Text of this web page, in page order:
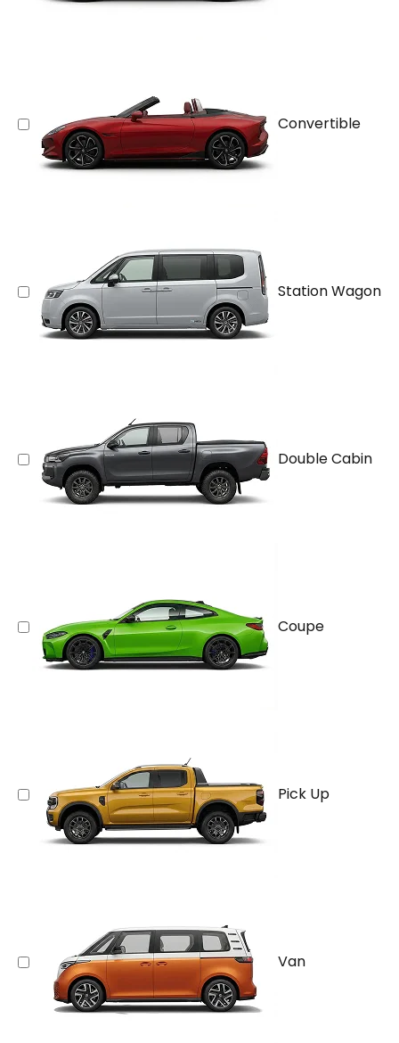
Convertible
Station Wagon
Double Cabin
Coupe
Pick Up
Van